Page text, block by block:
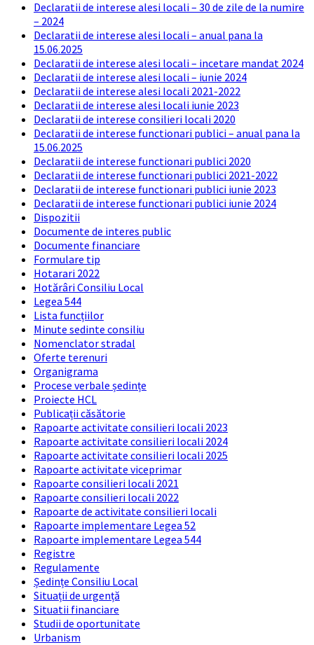
Declaratii de interese alesi locali – 30 de zile de la numire
– 2024
Declaratii de interese alesi locali – anual pana la
15.06.2025
Declaratii de interese alesi locali – incetare mandat 2024
Declaratii de interese alesi locali – iunie 2024
Declaratii de interese alesi locali 2021-2022
Declaratii de interese alesi locali iunie 2023
Declaratii de interese consilieri locali 2020
Declaratii de interese functionari publici – anual pana la
15.06.2025
Declaratii de interese functionari publici 2020
Declaratii de interese functionari publici 2021-2022
Declaratii de interese functionari publici iunie 2023
Declaratii de interese functionari publici iunie 2024
Dispozitii
Documente de interes public
Documente financiare
Formulare tip
Hotarari 2022
Hotărâri Consiliu Local
Legea 544
Lista funcțiilor
Minute sedinte consiliu
Nomenclator stradal
Oferte terenuri
Organigrama
Procese verbale ședințe
Proiecte HCL
Publicații căsătorie
Rapoarte activitate consilieri locali 2023
Rapoarte activitate consilieri locali 2024
Rapoarte activitate consilieri locali 2025
Rapoarte activitate viceprimar
Rapoarte consilieri locali 2021
Rapoarte consilieri locali 2022
Rapoarte de activitate consilieri locali
Rapoarte implementare Legea 52
Rapoarte implementare Legea 544
Registre
Regulamente
Ședințe Consiliu Local
Situații de urgență
Situatii financiare
Studii de oportunitate
Urbanism